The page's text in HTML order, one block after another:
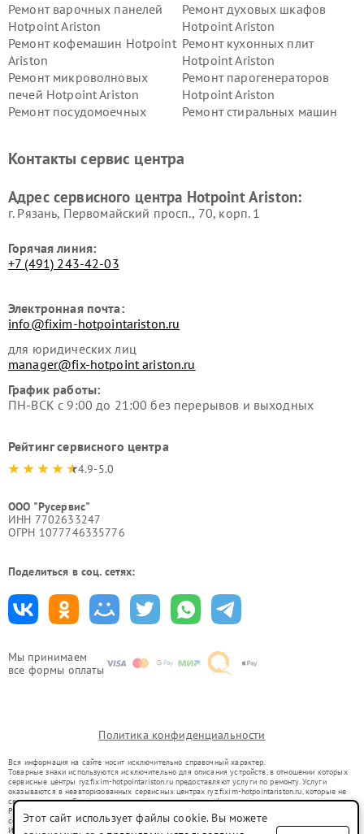
Мы принимаем
все формы оплаты
Ремонт варочных панелей
Hotpoint Ariston
Ремонт духовых шкафов
Hotpoint Ariston
Ремонт кофемашин Hotpoint
Ariston
Ремонт кухонных плит
Hotpoint Ariston
Ремонт микроволновых
печей Hotpoint Ariston
Ремонт парогенераторов
Hotpoint Ariston
Ремонт посудомоечных
Ремонт стиральных машин
Hotpoint Ariston
Hotpoint Ariston
Ariston
Hotpoint Ariston
Контакты сервис центра
Адрес сервисного центра Hotpoint Ariston:
г. Рязань, Первомайский просп., 70, корп. 1
Горячая линия:
+7 (491) 243-42-03
Электронная почта:
info@fixim-hotpointariston.ru
для юридических лиц
manager@fix-hotpoint ariston.ru
График работы:
ПН-ВСК с 9:00 до 21:00 без перерывов и выходных
Рейтинг сервисного центра
4.9-5.0
ООО "Русервис"
ИНН 7702633247
ОГРН 1077746335776
Поделиться в соц. сетях:
Политика конфиденциальности
Вся информация на сайте носит исключительно справочный характер.
Товарные знаки используются исключительно для описания устройств, в отношении которых
сервисные центры ryz.fixim-hotpointariston.ru предоставляют услуги по ремонту. Услуги
оказываются в неавторизованных сервисных центрах ryz.fixim-hotpointariston.ru, которые не
связаны с правообладателями товарных знаков или их официальными представителями.
Ремонт осуществляется для устройств, уже введенных в гражданский оборот в соответствии
со статьей 1487 ГК РФ.
Использование товарных знаков не преследует цели индивидуализации услуг или введения
Этот сайт использует файлы cookie. Вы можете